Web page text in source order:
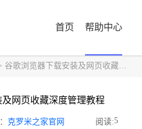
首页 帮助中心
谷歌浏览器下载安装及网页收藏深度管理教程
网页收藏深度管理教程
克罗米之家官网 阅读:5